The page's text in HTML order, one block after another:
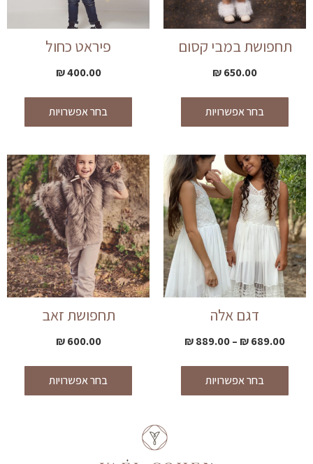
תחפושת במבי קסום
650.00
₪
בחר אפשרויות
פיראט כחול
400.00
₪
בחר אפשרויות
דגם אלה
689.00
₪
–
889.00
₪
בחר אפשרויות
תחפושת זאב
600.00
₪
בחר אפשרויות